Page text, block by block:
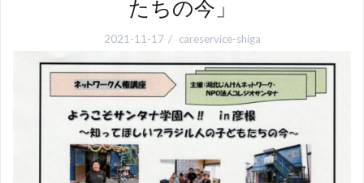
たちの今」
2021-11-17 careservice-shiga